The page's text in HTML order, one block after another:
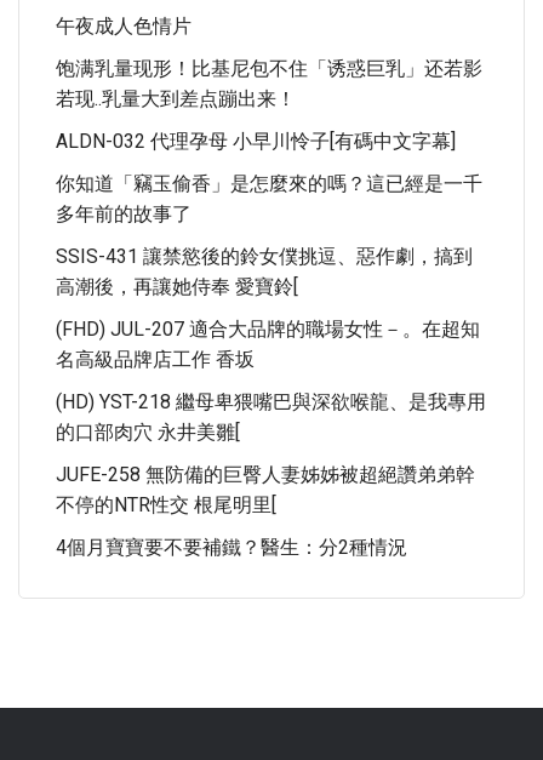
午夜成人色情片
饱满乳量现形！比基尼包不住「诱惑巨乳」还若影
若现..乳量大到差点蹦出来！
ALDN-032 代理孕母 小早川怜子[有碼中文字幕]
你知道「竊玉偷香」是怎麼來的嗎？這已經是一千
多年前的故事了
SSIS-431 讓禁慾後的鈴女僕挑逗、惡作劇，搞到
高潮後，再讓她侍奉 愛寶鈴[
(FHD) JUL-207 適合大品牌的職場女性－。在超知
名高級品牌店工作 香坂
(HD) YST-218 繼母卑猥嘴巴與深欲喉龍、是我專用
的口部肉穴 永井美雛[
JUFE-258 無防備的巨臀人妻姊姊被超絕讚弟弟幹
不停的NTR性交 根尾明里[
4個月寶寶要不要補鐵？醫生：分2種情況